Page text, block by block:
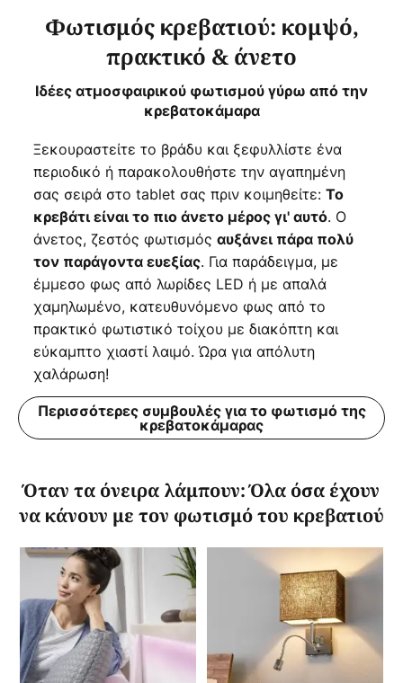
Φωτισμός κρεβατιού: κομψό,
πρακτικό & άνετο
Ιδέες ατμοσφαιρικού φωτισμού γύρω από την
κρεβατοκάμαρα
Ξεκουραστείτε το βράδυ και ξεφυλλίστε ένα
περιοδικό ή παρακολουθήστε την αγαπημένη
σας σειρά στο tablet σας πριν κοιμηθείτε: Το
κρεβάτι είναι το πιο άνετο μέρος γι' αυτό. Ο
άνετος, ζεστός φωτισμός αυξάνει πάρα πολύ
τον παράγοντα ευεξίας. Για παράδειγμα, με
έμμεσο φως από λωρίδες LED ή με απαλά
χαμηλωμένο, κατευθυνόμενο φως από το
πρακτικό φωτιστικό τοίχου με διακόπτη και
εύκαμπτο χιαστί λαιμό. Ώρα για απόλυτη
χαλάρωση!
Περισσότερες συμβουλές για το φωτισμό της
κρεβατοκάμαρας
Όταν τα όνειρα λάμπουν: Όλα όσα έχουν
να κάνουν με τον φωτισμό του κρεβατιού